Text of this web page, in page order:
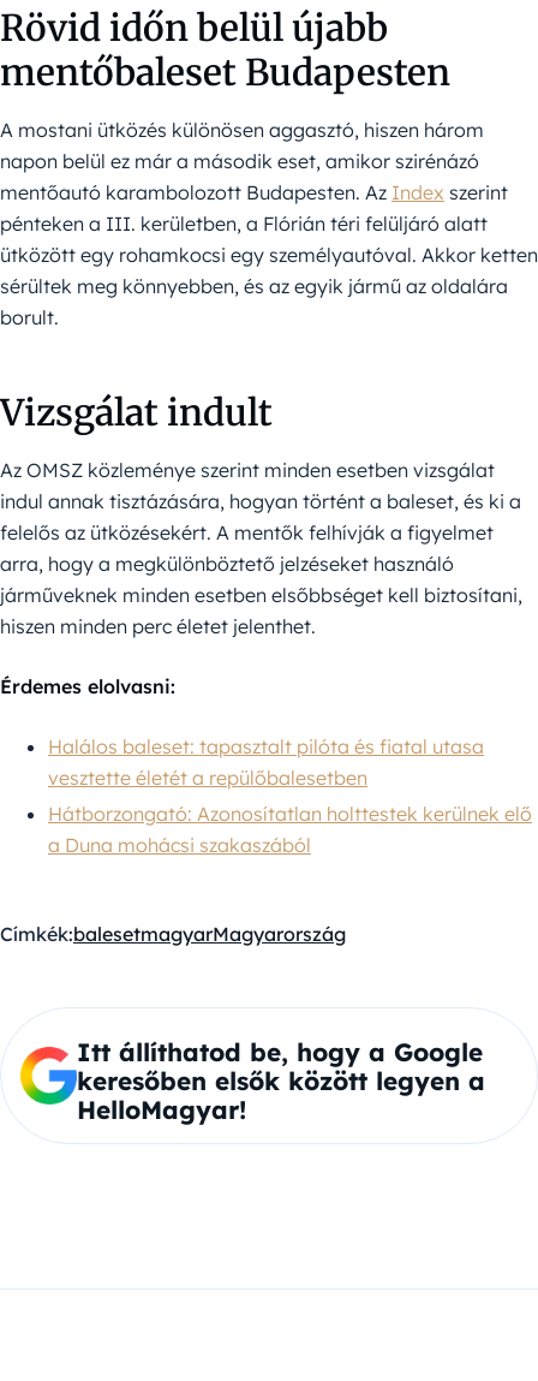
Rövid időn belül újabb
mentőbaleset Budapesten
A mostani ütközés különösen aggasztó, hiszen három
napon belül ez már a második eset, amikor szirénázó
mentőautó karambolozott Budapesten. Az Index szerint
pénteken a III. kerületben, a Flórián téri felüljáró alatt
ütközött egy rohamkocsi egy személyautóval. Akkor ketten
sérültek meg könnyebben, és az egyik jármű az oldalára
borult.
Vizsgálat indult
Az OMSZ közleménye szerint minden esetben vizsgálat
indul annak tisztázására, hogyan történt a baleset, és ki a
felelős az ütközésekért. A mentők felhívják a figyelmet
arra, hogy a megkülönböztető jelzéseket használó
járműveknek minden esetben elsőbbséget kell biztosítani,
hiszen minden perc életet jelenthet.
Érdemes elolvasni:
Halálos baleset: tapasztalt pilóta és fiatal utasa
vesztette életét a repülőbalesetben
Hátborzongató: Azonosítatlan holttestek kerülnek elő
a Duna mohácsi szakaszából
Címkék:balesetmagyarMagyarország
Itt állíthatod be, hogy a Google
keresőben elsők között legyen a
HelloMagyar!